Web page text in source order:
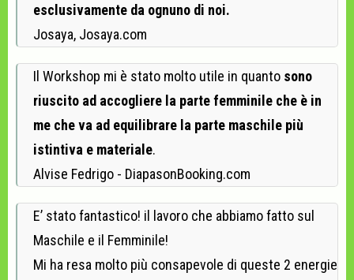
esclusivamente da ognuno di noi.
Josaya, Josaya.com
Il Workshop mi è stato molto utile in quanto sono
riuscito ad accogliere la parte femminile che è in
me che va ad equilibrare la parte maschile più
istintiva e materiale.
Alvise Fedrigo - DiapasonBooking.com
E’ stato fantastico! il lavoro che abbiamo fatto sul
Maschile e il Femminile!
Mi ha resa molto più consapevole di queste 2 energie